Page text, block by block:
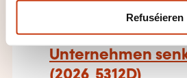
Refuséieren
Fußabdruck
und die Kosten in
Unternehmen